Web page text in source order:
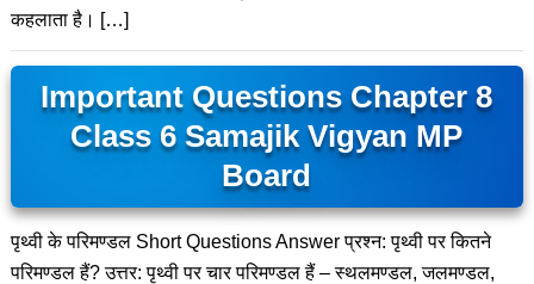
कहलाता है। […]
Important Questions Chapter 8
Class 6 Samajik Vigyan MP
Board
पृथ्वी के परिमण्डल Short Questions Answer प्रश्न: पृथ्वी पर कितने
परिमण्डल हैं? उत्तर: पृथ्वी पर चार परिमण्डल हैं – स्थलमण्डल, जलमण्डल,